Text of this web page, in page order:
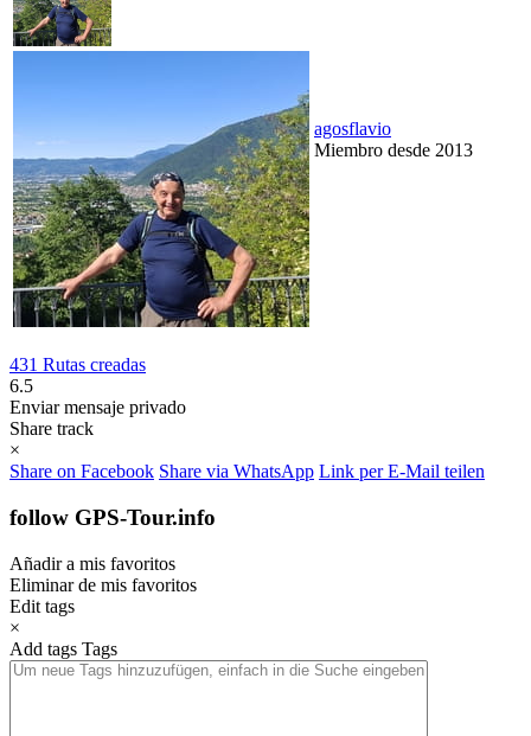
agosflavio
Miembro desde 2013
431 Rutas creadas
6.5
Enviar mensaje privado
Share track
×
Share on Facebook Share via WhatsApp Link per E-Mail teilen
follow GPS-Tour.info
Añadir a mis favoritos
Eliminar de mis favoritos
Edit tags
×
Add tags Tags